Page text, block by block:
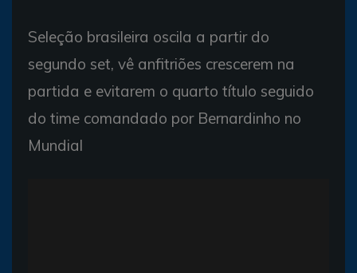
Seleção brasileira oscila a partir do
segundo set, vê anfitriões crescerem na
partida e evitarem o quarto título seguido
do time comandado por Bernardinho no
Mundial